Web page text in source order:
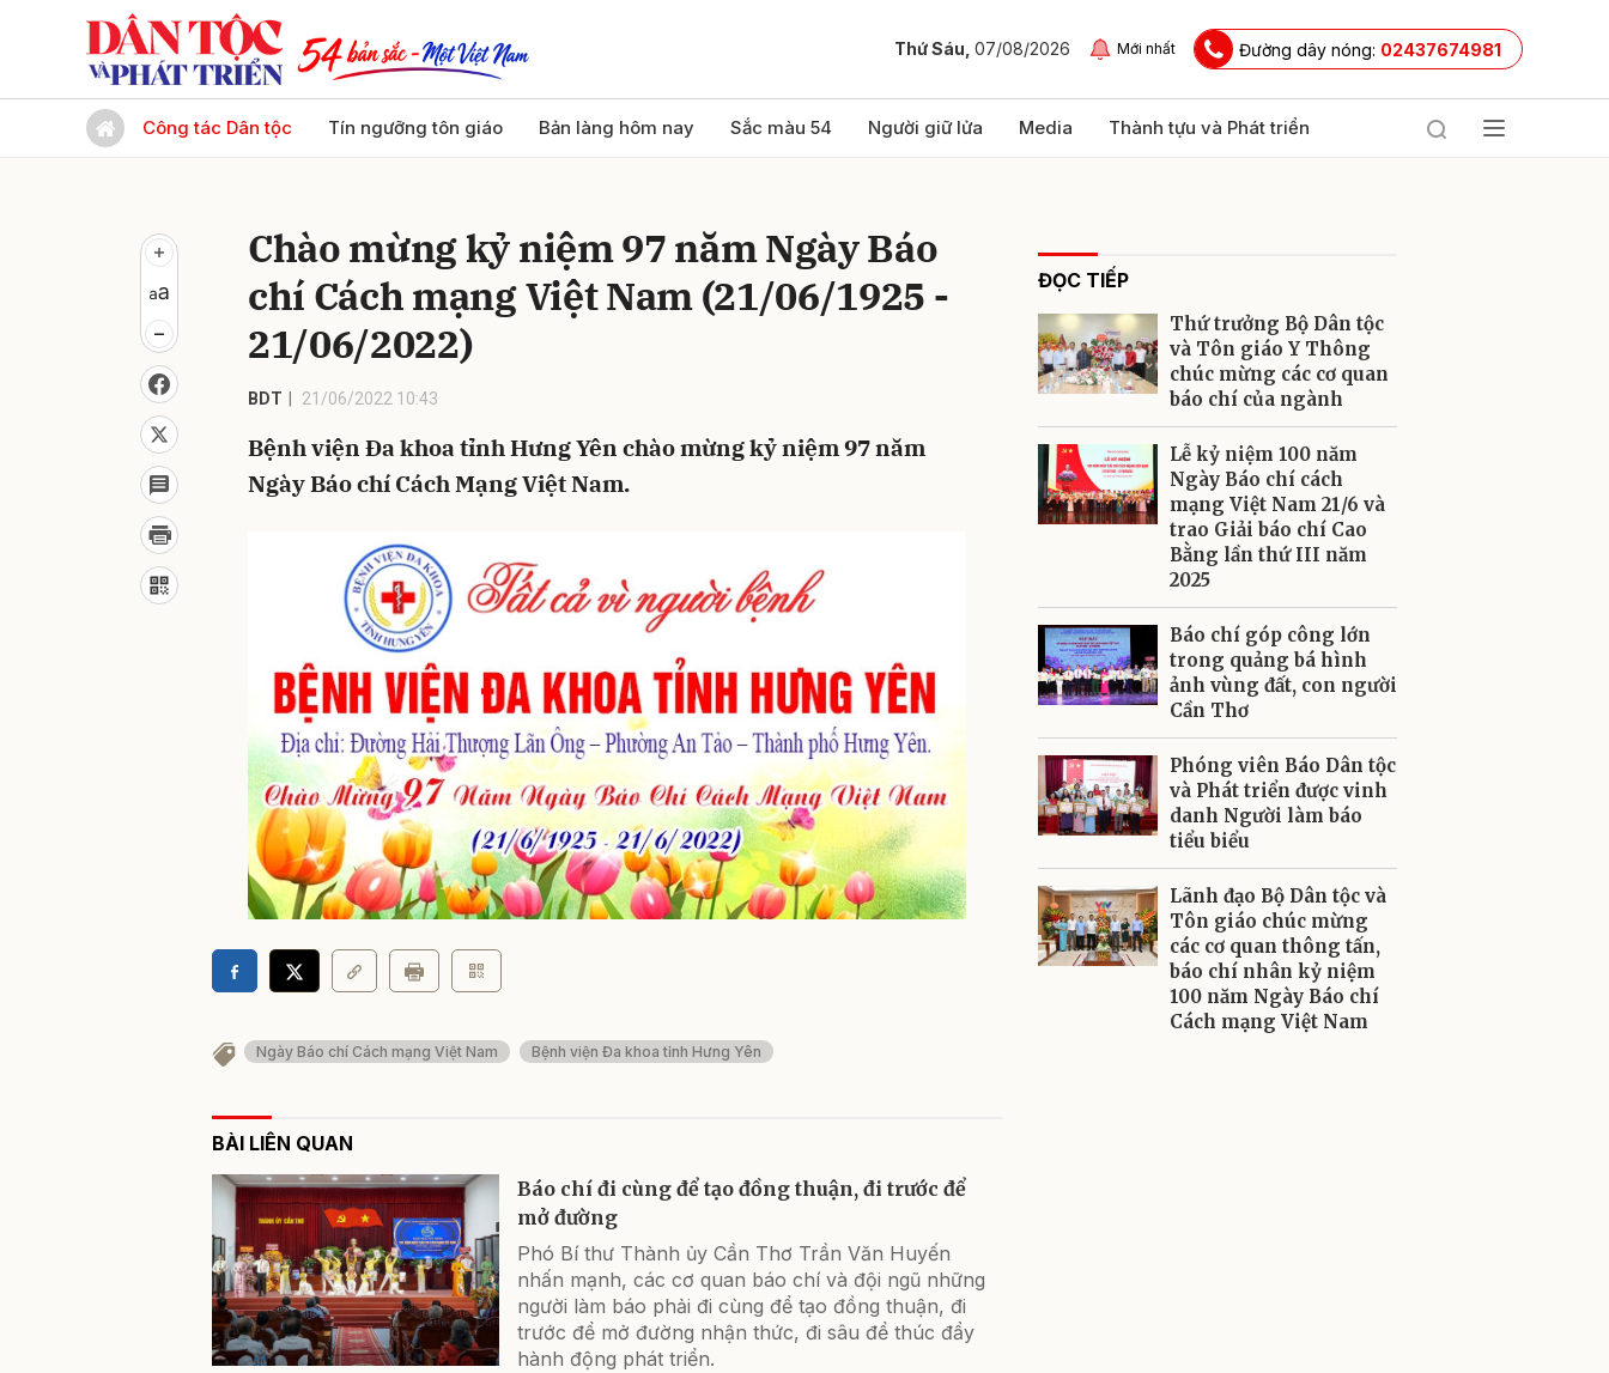
Thứ Sáu, 07/08/2026 Mới nhất Đường dây nóng: 02437674981
Công tác Dân tộc Tín ngưỡng tôn giáo Bản làng hôm nay Sắc màu 54 Người giữ lửa Media Thành tựu và Phát triển
Chào mừng kỷ niệm 97 năm Ngày Báo
chí Cách mạng Việt Nam (21/06/1925 -
21/06/2022)
BDT 21/06/2022 10:43
Bệnh viện Đa khoa tỉnh Hưng Yên chào mừng kỷ niệm 97 năm
Ngày Báo chí Cách Mạng Việt Nam.
Ngày Báo chí Cách mạng Việt Nam Bệnh viện Đa khoa tỉnh Hưng Yên
BÀI LIÊN QUAN
Báo chí đi cùng để tạo đồng thuận, đi trước để
mở đường
Phó Bí thư Thành ủy Cần Thơ Trần Văn Huyến
nhấn mạnh, các cơ quan báo chí và đội ngũ những
người làm báo phải đi cùng để tạo đồng thuận, đi
trước để mở đường nhận thức, đi sâu để thúc đẩy
hành động phát triển.
ĐỌC TIẾP
Thứ trưởng Bộ Dân tộc
và Tôn giáo Y Thông
chúc mừng các cơ quan
báo chí của ngành
Lễ kỷ niệm 100 năm
Ngày Báo chí cách
mạng Việt Nam 21/6 và
trao Giải báo chí Cao
Bằng lần thứ III năm
2025
Báo chí góp công lớn
trong quảng bá hình
ảnh vùng đất, con người
Cần Thơ
Phóng viên Báo Dân tộc
và Phát triển được vinh
danh Người làm báo
tiểu biểu
Lãnh đạo Bộ Dân tộc và
Tôn giáo chúc mừng
các cơ quan thông tấn,
báo chí nhân kỷ niệm
100 năm Ngày Báo chí
Cách mạng Việt Nam
Gửi bình luận
Gửi